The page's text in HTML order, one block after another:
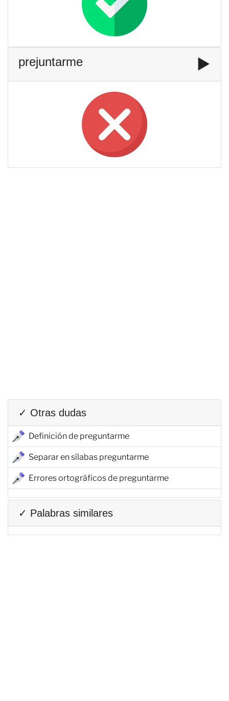
prejuntarme ▶️
✓ Otras dudas
Definición de preguntarme
Separar en sílabas preguntarme
Errores ortográficos de preguntarme
✓ Palabras similares